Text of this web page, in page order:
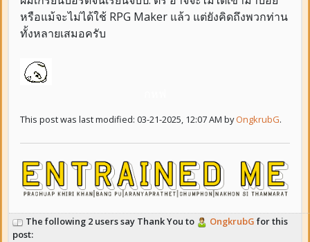
หรือแม้จะไม่ได้ใช้ RPG Maker แล้ว แต่ยังคิดถึงพวกท่าน
ทั้งหลายเสมอครับ
This post was last modified: 03-21-2025, 12:07 AM byOngkrubG.
The following 2 users say Thank You to OngkrubG for this
post: